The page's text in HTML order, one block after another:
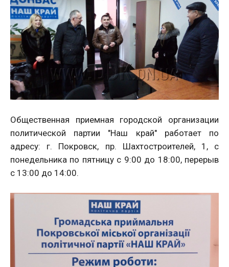
Общественная приемная городской организации
политической партии "Наш край" работает по
адресу: г. Покровск, пр. Шахтостроителей, 1, с
понедельника по пятницу с 9:00 до 18:00, перерыв
с 13:00 до 14:00.